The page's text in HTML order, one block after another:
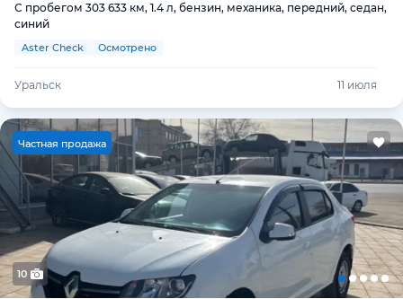
С пробегом 303 633 км, 1.4 л, бензин, механика, передний, седан,
синий
Aster Check Осмотрено
Уральск 11 июля
Частная продажа
10